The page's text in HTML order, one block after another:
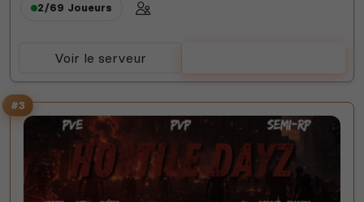
2/69 Joueurs
Voir le serveur
#3